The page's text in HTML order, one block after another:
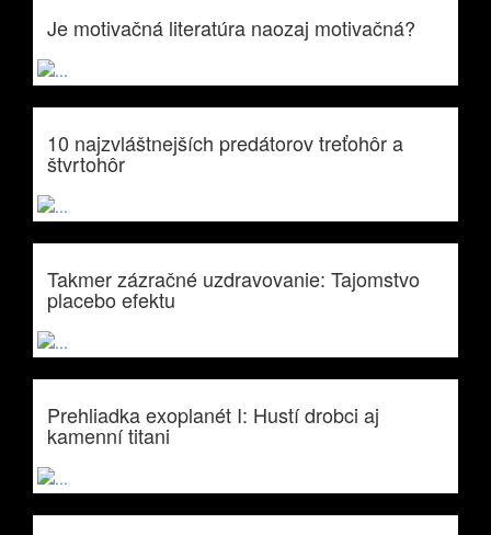
Je motivačná literatúra naozaj motivačná?
10 najzvláštnejších predátorov treťohôr a
štvrtohôr
Takmer zázračné uzdravovanie: Tajomstvo
placebo efektu
Prehliadka exoplanét I: Hustí drobci aj
kamenní titani